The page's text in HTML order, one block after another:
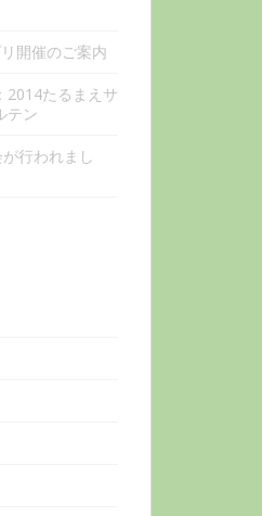
開催のご案内
2014たるまえサ
テン
行われまし